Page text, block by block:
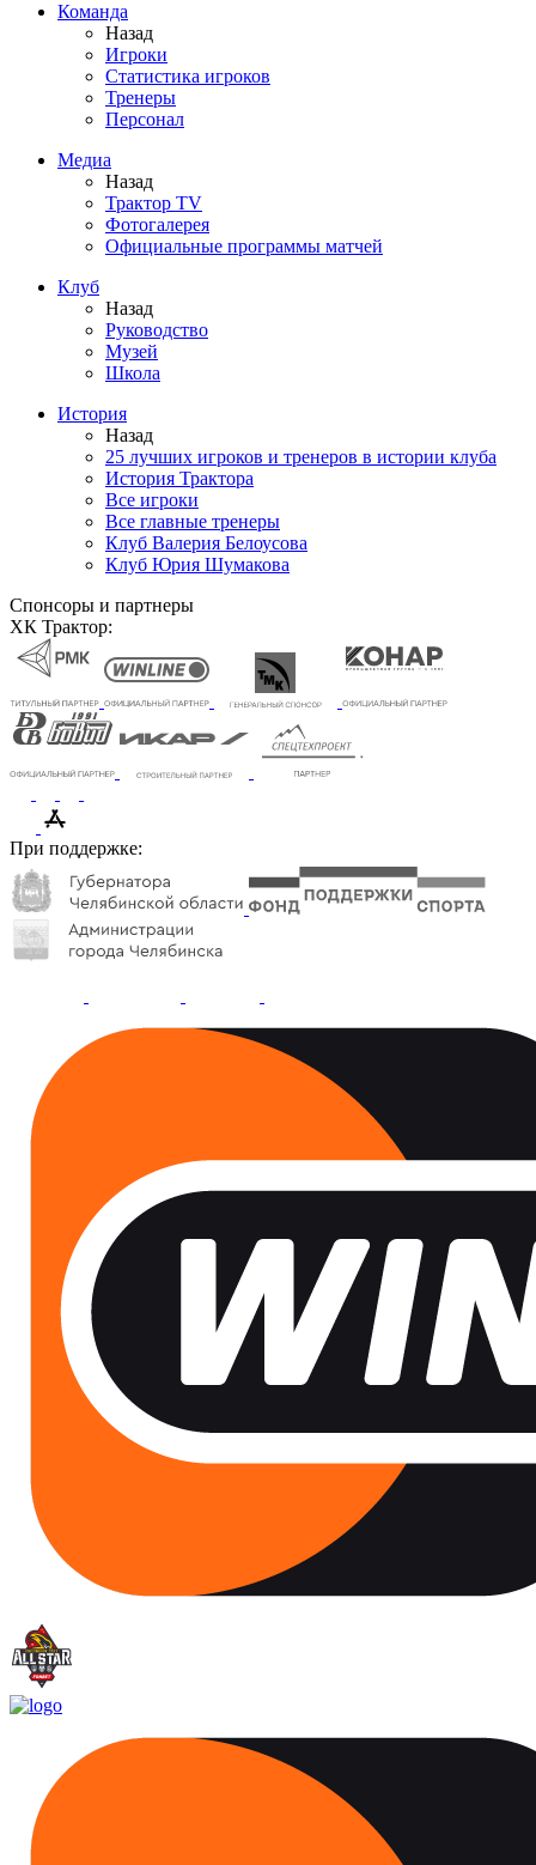
Команда
Назад
Игроки
Статистика игроков
Тренеры
Персонал
Медиа
Назад
Трактор TV
Фотогалерея
Официальные программы матчей
Клуб
Назад
Руководство
Музей
Школа
История
Назад
25 лучших игроков и тренеров в истории клуба
История Трактора
Все игроки
Все главные тренеры
Клуб Валерия Белоусова
Клуб Юрия Шумакова
Спонсоры и партнеры
ХК Трактор:
При поддержке: